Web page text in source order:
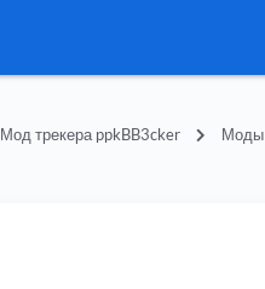
Мод трекера ppkBB3cker
Моды